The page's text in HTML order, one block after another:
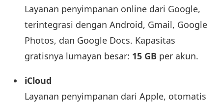
Layanan penyimpanan online dari Google,
terintegrasi dengan Android, Gmail, Google
Photos, dan Google Docs. Kapasitas
gratisnya lumayan besar: 15 GB per akun.
iCloud
Layanan penyimpanan dari Apple, otomatis